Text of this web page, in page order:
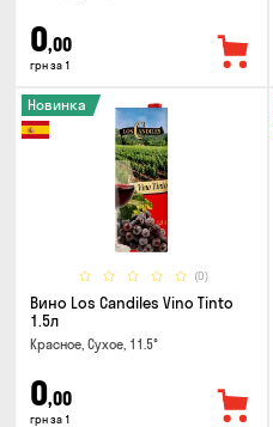
0,00
грн за 1
(0)
Новинка
Вино Los Candiles Vino Tinto
1.5л
Красное, Сухое, 11.5°
0,00
грн за 1